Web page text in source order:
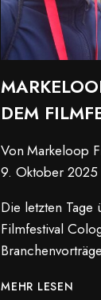
DEM
Von Markeloop
9. Oktober 2025
Die letzten
Filmfestival
MEHR LESEN